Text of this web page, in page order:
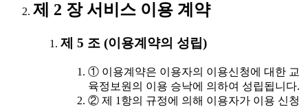
제 2 장 서비스 이용 계약
제 5 조 (이용계약의 성립)
① 이용계약은 이용자의 이용신청에 대한 교
육정보원의 이용 승낙에 의하여 성립됩니다.
② 제 1항의 규정에 의해 이용자가 이용 신청